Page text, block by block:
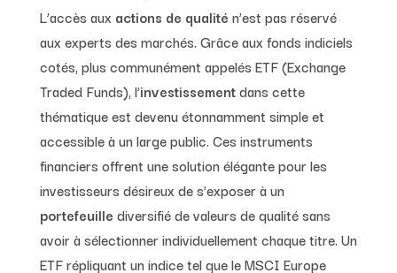
L’accès aux actions de qualité n’est pas réservé
aux experts des marchés. Grâce aux fonds indiciels
cotés, plus communément appelés ETF (Exchange
Traded Funds), l’investissementdans cette
thématique est devenu étonnamment simple et
accessible à un large public. Ces instruments
financiers offrent une solution élégante pour les
investisseurs désireux de s’exposer à un
portefeuille diversifié de valeurs de qualité sans
avoir à sélectionner individuellement chaque titre. Un
ETF répliquant un indice tel que le MSCI Europe